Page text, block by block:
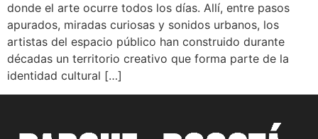
donde el arte ocurre todos los días. Allí, entre pasos
apurados, miradas curiosas y sonidos urbanos, los
artistas del espacio público han construido durante
décadas un territorio creativo que forma parte de la
identidad cultural […]